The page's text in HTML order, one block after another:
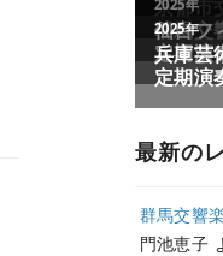
最新の
群馬交響
門池恵子